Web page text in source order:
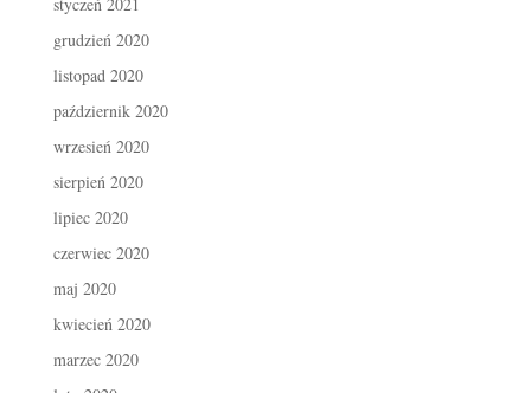
grudzień 2020
listopad 2020
październik 2020
wrzesień 2020
sierpień 2020
lipiec 2020
czerwiec 2020
maj 2020
kwiecień 2020
marzec 2020